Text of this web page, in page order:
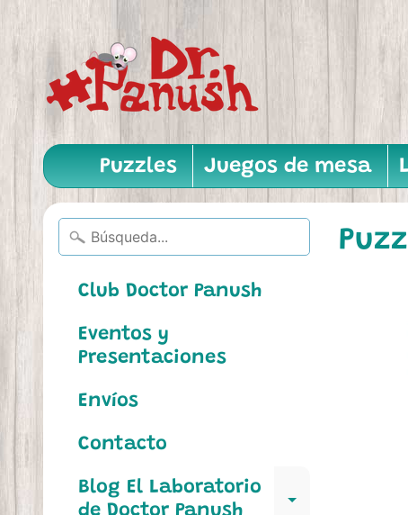
Puzzles Juegos de mesa
Club Doctor Panush
Eventos y
Presentaciones
Envíos
Contacto
Blog El Laboratorio